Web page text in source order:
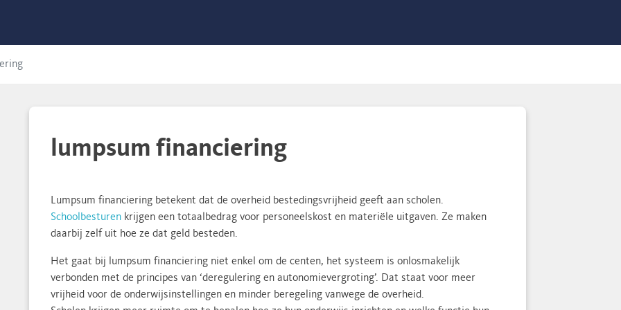
lumpsum financiering
Lumpsum financiering betekent dat de overheid bestedingsvrijheid geeft aan scholen.
Schoolbesturen krijgen een totaalbedrag voor personeelskost en materiële uitgaven. Ze maken
daarbij zelf uit hoe ze dat geld besteden.
Het gaat bij lumpsum financiering niet enkel om de centen, het systeem is onlosmakelijk
verbonden met de principes van ‘deregulering en autonomievergroting’. Dat staat voor meer
vrijheid voor de onderwijsinstellingen en minder beregeling vanwege de overheid.